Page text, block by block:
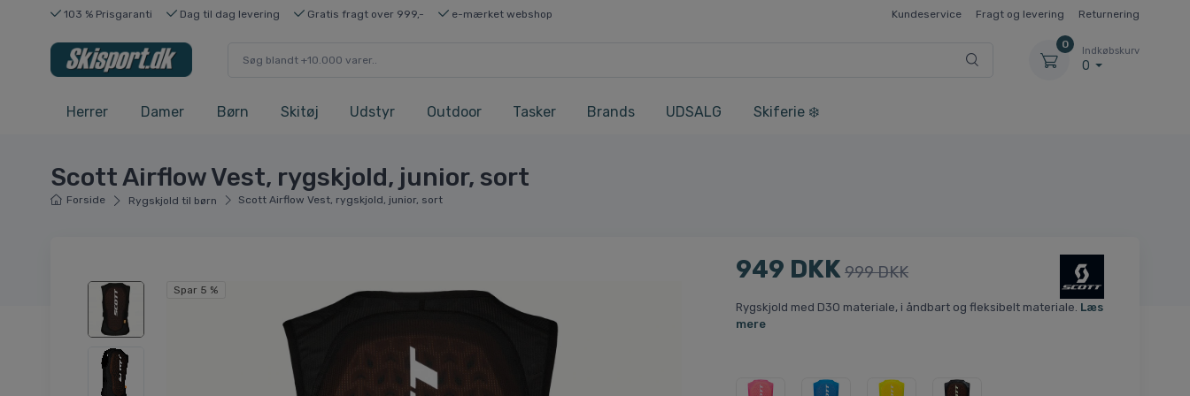
103 % Prisgaranti Dag til dag levering Gratis fragt over 999,- e-mærket webshop Kundeservice Fragt og levering Returnering
0
Indkøbskurv
0
Herrer Damer Børn Skitøj Udstyr Outdoor Tasker Brands UDSALG Skiferie ❄️
Scott Airflow Vest, rygskjold, junior, sort
Forside Rygskjold til børn Scott Airflow Vest, rygskjold, junior, sort
Spar 5 %
949 DKK 999 DKK
Rygskjold med D3O materiale, i åndbart og fleksibelt materiale. Læs
mere